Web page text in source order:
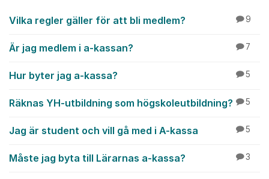
Alla inlägg
Vilka regler gäller för att bli medlem? 9
Är jag medlem i a-kassan? 7
Hur byter jag a-kassa? 5
Räknas YH-utbildning som högskoleutbildning? 5
Jag är student och vill gå med i A-kassa 5
Måste jag byta till Lärarnas a-kassa? 3